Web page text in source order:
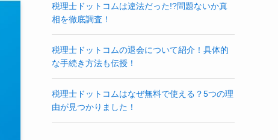
税理士ドットコムは違法だった!?問題ないか真
相を徹底調査！
税理士ドットコムの退会について紹介！具体的
な手続き方法も伝授！
税理士ドットコムはなぜ無料で使える？5つの理
由が見つかりました！